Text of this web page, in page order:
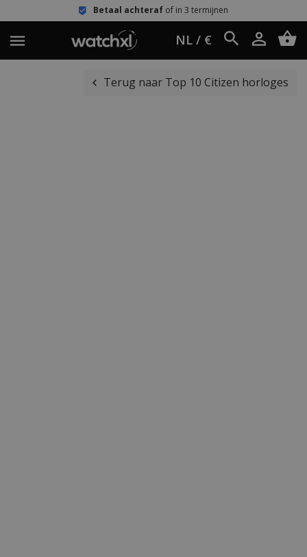
Betaal achterafof in 3 termijnen
NL / €
Terug naar Top 10 Citizen horloges